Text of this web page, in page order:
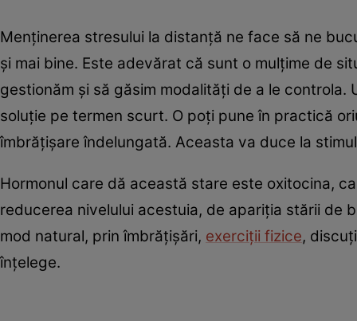
Menținerea stresului la distanță ne face să ne
și mai bine. Este adevărat că sunt o mulţime de
gestionăm și să găsim modalități de a le
soluție pe termen scurt. O poți pune în practică
îmbrățișare îndelungată. Aceasta va duce la
Hormonul care dă această stare este oxitocina,
reducerea nivelului acestuia, de apariţia stării de
mod natural, prin îmbrăţişări, exerciţii fizice,
înţelege.